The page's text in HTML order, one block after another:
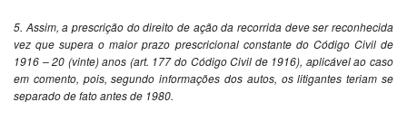
5. Assim, a prescrição do direito de ação da recorrida deve ser reconhecida
vez que supera o maior prazo prescricional constante do Código Civil de
1916 – 20 (vinte) anos (art. 177 do Código Civil de 1916), aplicável ao caso
em comento, pois, segundo informações dos autos, os litigantes teriam se
separado de fato antes de 1980.